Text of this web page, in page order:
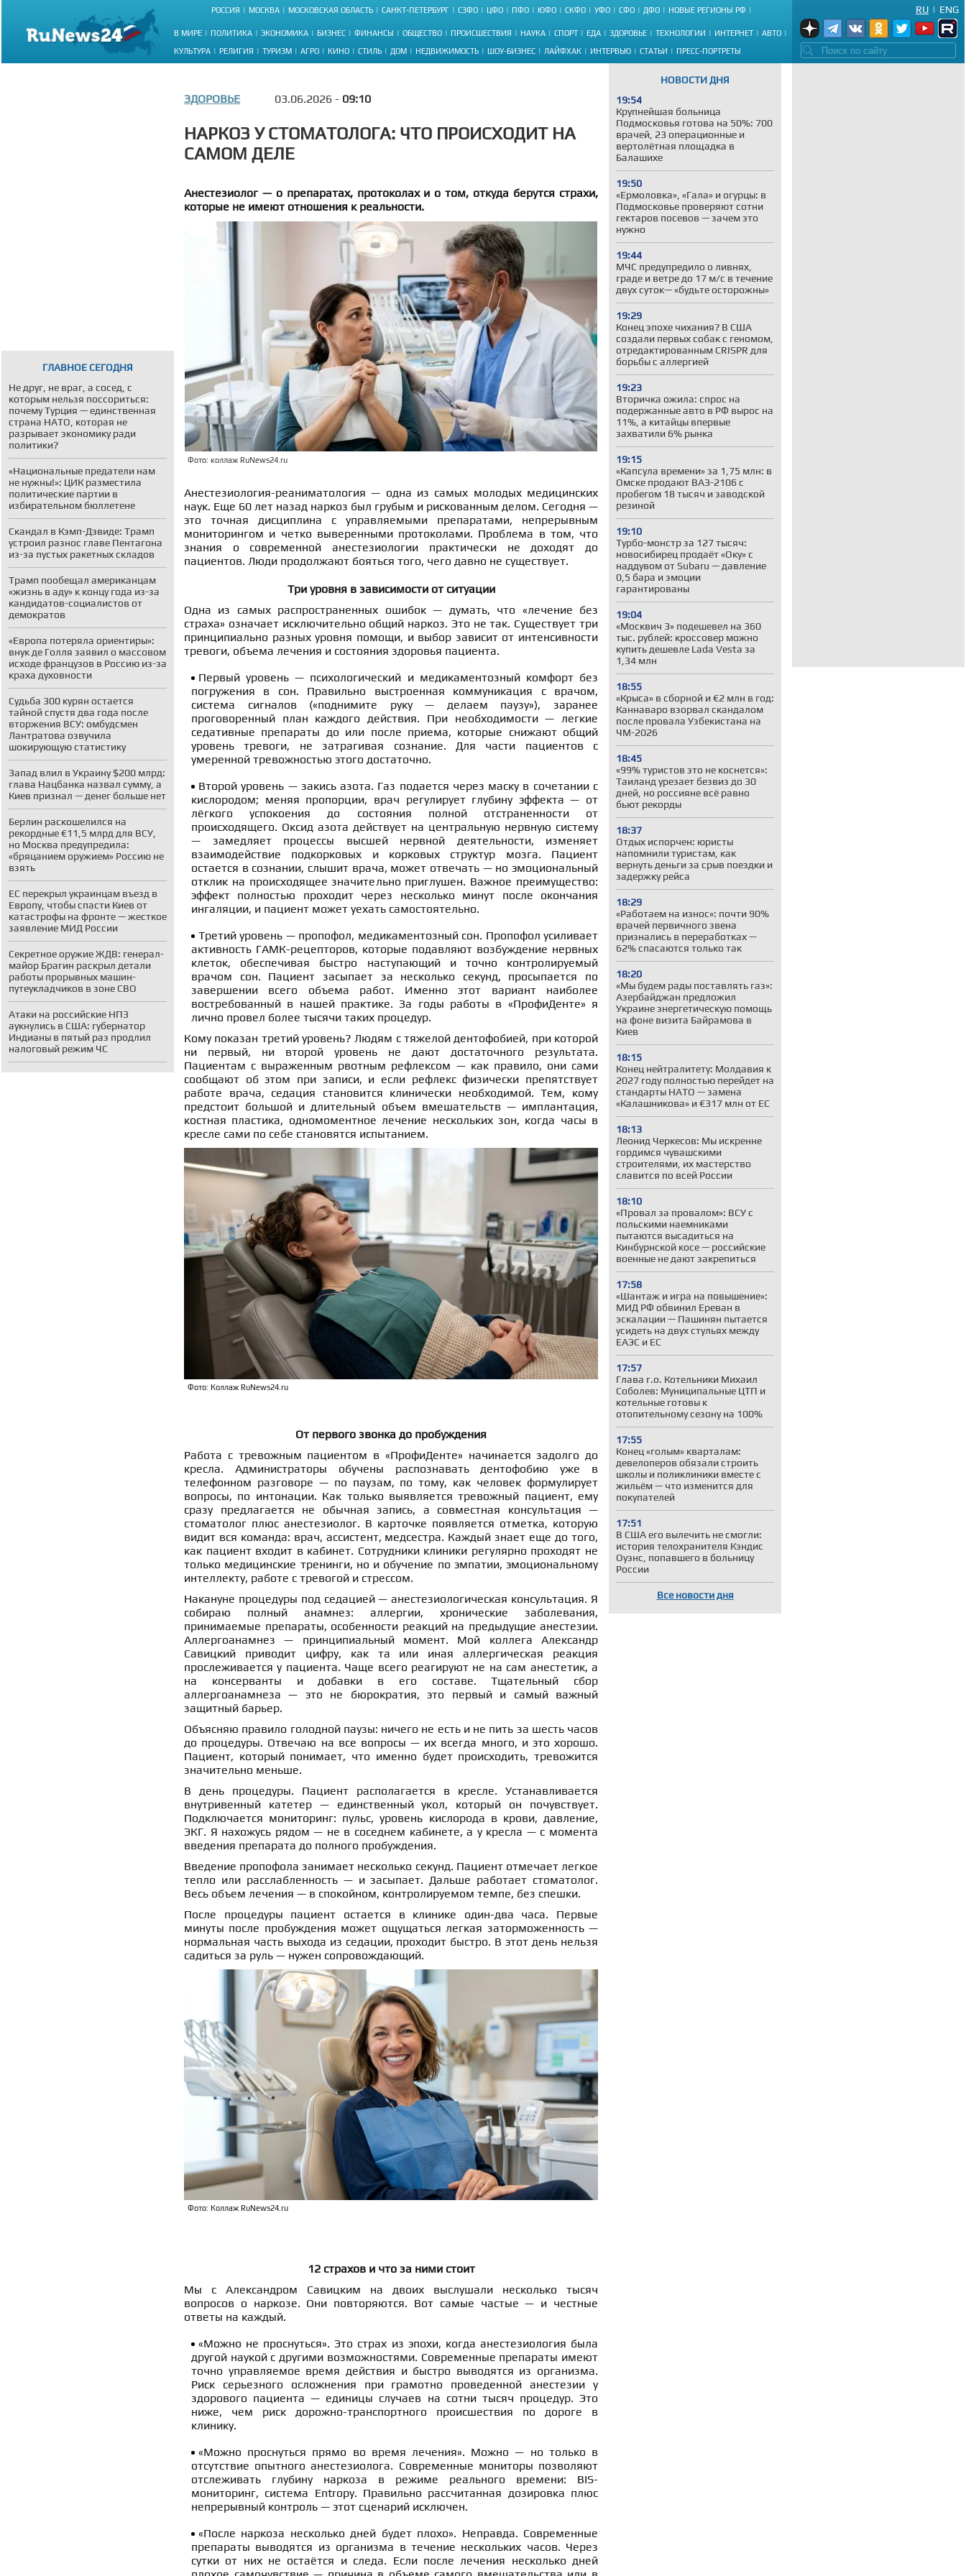
РОССИЯ МОСКВА МОСКОВСКАЯ ОБЛАСТЬ САНКТ-ПЕТЕРБУРГ СЗФО ЦФО ПФО ЮФО СКФО УФО СФО ДФО НОВЫЕ РЕГИОНЫ РФ
В МИРЕ ПОЛИТИКА ЭКОНОМИКА БИЗНЕС ФИНАНСЫ ОБЩЕСТВО ПРОИСШЕСТВИЯ НАУКА СПОРТ ЕДА ЗДОРОВЬЕ ТЕХНОЛОГИИ ИНТЕРНЕТ АВТО
КУЛЬТУРА РЕЛИГИЯ ТУРИЗМ АГРО КИНО СТИЛЬ ДОМ НЕДВИЖИМОСТЬ ШОУ-БИЗНЕС ЛАЙФХАК ИНТЕРВЬЮ СТАТЬИ ПРЕСС-ПОРТРЕТЫ
ENG
|
RU
ГЛАВНОЕ СЕГОДНЯ
Не друг, не враг, а сосед, с
которым нельзя поссориться:
почему Турция — единственная
страна НАТО, которая не
разрывает экономику ради
политики?
«Национальные предатели нам
не нужны!»: ЦИК разместила
политические партии в
избирательном бюллетене
Скандал в Кэмп-Дэвиде: Трамп
устроил разнос главе Пентагона
из-за пустых ракетных складов
Трамп пообещал американцам
«жизнь в аду» к концу года из-за
кандидатов-социалистов от
демократов
«Европа потеряла ориентиры»:
внук де Голля заявил о массовом
исходе французов в Россию из-за
краха духовности
Судьба 300 курян остается
тайной спустя два года после
вторжения ВСУ: омбудсмен
Лантратова озвучила
шокирующую статистику
Запад влил в Украину $200 млрд:
глава Нацбанка назвал сумму, а
Киев признал — денег больше нет
Берлин раскошелился на
рекордные €11,5 млрд для ВСУ,
но Москва предупредила:
«бряцанием оружием» Россию не
взять
ЕС перекрыл украинцам въезд в
Европу, чтобы спасти Киев от
катастрофы на фронте — жесткое
заявление МИД России
Секретное оружие ЖДВ: генерал-
майор Брагин раскрыл детали
работы прорывных машин-
путеукладчиков в зоне СВО
Атаки на российские НПЗ
аукнулись в США: губернатор
Индианы в пятый раз продлил
налоговый режим ЧС
НОВОСТИ ДНЯ
19:54
Крупнейшая больница
Подмосковья готова на 50%: 700
врачей, 23 операционные и
вертолётная площадка в
Балашихе
19:50
«Ермоловка», «Гала» и огурцы: в
Подмосковье проверяют сотни
гектаров посевов — зачем это
нужно
19:44
МЧС предупредило о ливнях,
граде и ветре до 17 м/с в течение
двух суток— «будьте осторожны»
19:29
Конец эпохе чихания? В США
создали первых собак с геномом,
отредактированным CRISPR для
борьбы с аллергией
19:23
Вторичка ожила: спрос на
подержанные авто в РФ вырос на
11%, а китайцы впервые
захватили 6% рынка
19:15
«Капсула времени» за 1,75 млн: в
Омске продают ВАЗ-2106 с
пробегом 18 тысяч и заводской
резиной
19:10
Турбо-монстр за 127 тысяч:
новосибирец продаёт «Оку» с
наддувом от Subaru — давление
0,5 бара и эмоции
гарантированы
19:04
«Москвич 3» подешевел на 360
тыс. рублей: кроссовер можно
купить дешевле Lada Vesta за
1,34 млн
18:55
«Крыса» в сборной и €2 млн в год:
Каннаваро взорвал скандалом
после провала Узбекистана на
ЧМ-2026
18:45
«99% туристов это не коснется»:
Таиланд урезает безвиз до 30
дней, но россияне всё равно
бьют рекорды
18:37
Отдых испорчен: юристы
напомнили туристам, как
вернуть деньги за срыв поездки и
задержку рейса
18:29
«Работаем на износ»: почти 90%
врачей первичного звена
признались в переработках —
62% спасаются только так
18:20
«Мы будем рады поставлять газ»:
Азербайджан предложил
Украине энергетическую помощь
на фоне визита Байрамова в
Киев
18:15
Конец нейтралитету: Молдавия к
2027 году полностью перейдет на
стандарты НАТО — замена
«Калашникова» и €317 млн от ЕС
18:13
Леонид Черкесов: Мы искренне
гордимся чувашскими
строителями, их мастерство
славится по всей России
18:10
«Провал за провалом»: ВСУ с
польскими наемниками
пытаются высадиться на
Кинбурнской косе — российские
военные не дают закрепиться
17:58
«Шантаж и игра на повышение»:
МИД РФ обвинил Ереван в
эскалации — Пашинян пытается
усидеть на двух стульях между
ЕАЭС и ЕС
17:57
Глава г.о. Котельники Михаил
Соболев: Муниципальные ЦТП и
котельные готовы к
отопительному сезону на 100%
17:55
Конец «голым» кварталам:
девелоперов обязали строить
школы и поликлиники вместе с
жильём — что изменится для
покупателей
17:51
В США его вылечить не смогли:
история телохранителя Кэндис
Оуэнс, попавшего в больницу
России
Все новости дня
ЗДОРОВЬЕ 03.06.2026 - 09:10
НАРКОЗ У СТОМАТОЛОГА: ЧТО ПРОИСХОДИТ НА
САМОМ ДЕЛЕ
Анестезиолог — о препаратах, протоколах и о том, откуда берутся страхи,
которые не имеют отношения к реальности.
Фото: коллаж RuNews24.ru
Анестезиология-реаниматология — одна из самых молодых медицинских
наук. Еще 60 лет назад наркоз был грубым и рискованным делом. Сегодня —
это точная дисциплина с управляемыми препаратами, непрерывным
мониторингом и четко выверенными протоколами. Проблема в том, что
знания о современной анестезиологии практически не доходят до
пациентов. Люди продолжают бояться того, чего давно не существует.
Три уровня в зависимости от ситуации
Одна из самых распространенных ошибок — думать, что «лечение без
страха» означает исключительно общий наркоз. Это не так. Существует три
принципиально разных уровня помощи, и выбор зависит от интенсивности
тревоги, объема лечения и состояния здоровья пациента.
Первый уровень — психологический и медикаментозный комфорт без
погружения в сон. Правильно выстроенная коммуникация с врачом,
система сигналов («поднимите руку — делаем паузу»), заранее
проговоренный план каждого действия. При необходимости — легкие
седативные препараты до или после приема, которые снижают общий
уровень тревоги, не затрагивая сознание. Для части пациентов с
умеренной тревожностью этого достаточно.
Второй уровень — закись азота. Газ подается через маску в сочетании с
кислородом; меняя пропорции, врач регулирует глубину эффекта — от
лёгкого успокоения до состояния полной отстраненности от
происходящего. Оксид азота действует на центральную нервную систему
— замедляет процессы высшей нервной деятельности, изменяет
взаимодействие подкорковых и корковых структур мозга. Пациент
остается в сознании, слышит врача, может отвечать — но эмоциональный
отклик на происходящее значительно приглушен. Важное преимущество:
эффект полностью проходит через несколько минут после окончания
ингаляции, и пациент может уехать самостоятельно.
Третий уровень — пропофол, медикаментозный сон. Пропофол усиливает
активность ГАМК-рецепторов, которые подавляют возбуждение нервных
клеток, обеспечивая быстро наступающий и точно контролируемый
врачом сон. Пациент засыпает за несколько секунд, просыпается по
завершении всего объема работ. Именно этот вариант наиболее
востребованный в нашей практике. За годы работы в «ПрофиДенте» я
лично провел более тысячи таких процедур.
Кому показан третий уровень? Людям с тяжелой дентофобией, при которой
ни первый, ни второй уровень не дают достаточного результата.
Пациентам с выраженным рвотным рефлексом — как правило, они сами
сообщают об этом при записи, и если рефлекс физически препятствует
работе врача, седация становится клинически необходимой. Тем, кому
предстоит большой и длительный объем вмешательств — имплантация,
костная пластика, одномоментное лечение нескольких зон, когда часы в
кресле сами по себе становятся испытанием.
Фото: Коллаж RuNews24.ru
От первого звонка до пробуждения
Работа с тревожным пациентом в «ПрофиДенте» начинается задолго до
кресла. Администраторы обучены распознавать дентофобию уже в
телефонном разговоре — по паузам, по тому, как человек формулирует
вопросы, по интонации. Как только выявляется тревожный пациент, ему
сразу предлагается не обычная запись, а совместная консультация —
стоматолог плюс анестезиолог. В карточке появляется отметка, которую
видит вся команда: врач, ассистент, медсестра. Каждый знает еще до того,
как пациент входит в кабинет. Сотрудники клиники регулярно проходят не
только медицинские тренинги, но и обучение по эмпатии, эмоциональному
интеллекту, работе с тревогой и стрессом.
Накануне процедуры под седацией — анестезиологическая консультация. Я
собираю полный анамнез: аллергии, хронические заболевания,
принимаемые препараты, особенности реакций на предыдущие анестезии.
Аллергоанамнез — принципиальный момент. Мой коллега Александр
Савицкий приводит цифру, как та или иная аллергическая реакция
прослеживается у пациента. Чаще всего реагируют не на сам анестетик, а
на консерванты и добавки в его составе. Тщательный сбор
аллергоанамнеза — это не бюрократия, это первый и самый важный
защитный барьер.
Объясняю правило голодной паузы: ничего не есть и не пить за шесть часов
до процедуры. Отвечаю на все вопросы — их всегда много, и это хорошо.
Пациент, который понимает, что именно будет происходить, тревожится
значительно меньше.
В день процедуры. Пациент располагается в кресле. Устанавливается
внутривенный катетер — единственный укол, который он почувствует.
Подключается мониторинг: пульс, уровень кислорода в крови, давление,
ЭКГ. Я нахожусь рядом — не в соседнем кабинете, а у кресла — с момента
введения препарата до полного пробуждения.
Введение пропофола занимает несколько секунд. Пациент отмечает легкое
тепло или расслабленность — и засыпает. Дальше работает стоматолог.
Весь объем лечения — в спокойном, контролируемом темпе, без спешки.
После процедуры пациент остается в клинике один-два часа. Первые
минуты после пробуждения может ощущаться легкая заторможенность —
нормальная часть выхода из седации, проходит быстро. В этот день нельзя
садиться за руль — нужен сопровождающий.
Фото: Коллаж RuNews24.ru
12 страхов и что за ними стоит
Мы с Александром Савицким на двоих выслушали несколько тысяч
вопросов о наркозе. Они повторяются. Вот самые частые — и честные
ответы на каждый.
«Можно не проснуться». Это страх из эпохи, когда анестезиология была
другой наукой с другими возможностями. Современные препараты имеют
точно управляемое время действия и быстро выводятся из организма.
Риск серьезного осложнения при грамотно проведенной анестезии у
здорового пациента — единицы случаев на сотни тысяч процедур. Это
ниже, чем риск дорожно-транспортного происшествия по дороге в
клинику.
«Можно проснуться прямо во время лечения». Можно — но только в
отсутствие опытного анестезиолога. Современные мониторы позволяют
отслеживать глубину наркоза в режиме реального времени: BIS-
мониторинг, система Entropy. Правильно рассчитанная дозировка плюс
непрерывный контроль — этот сценарий исключен.
«После наркоза несколько дней будет плохо». Неправда. Современные
препараты выводятся из организма в течение нескольких часов. Через
сутки от них не остаётся и следа. Если после лечения несколько дней